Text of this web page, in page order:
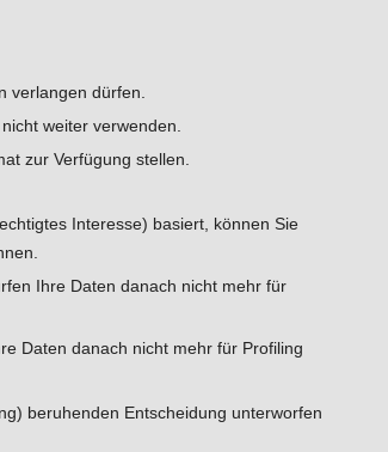
verlangen dürfen.
weiter verwenden.
zur Verfügung stellen.
Interesse) basiert, können Sie
Ihre Daten danach nicht mehr für
Daten danach nicht mehr für Profiling
beruhenden Entscheidung unterworfen